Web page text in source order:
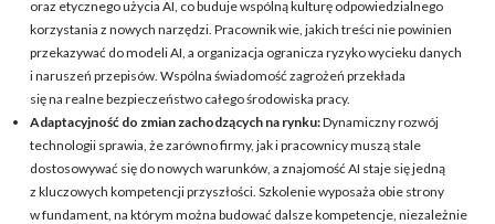
oraz etycznego użycia AI, co buduje wspólną kulturę odpowiedzialnego
korzystania z nowych narzędzi. Pracownik wie, jakich treści nie powinien
przekazywać do modeli AI, a organizacja ogranicza ryzyko wycieku danych
i naruszeń przepisów. Wspólna świadomość zagrożeń przekłada
się na realne bezpieczeństwo całego środowiska pracy.
Adaptacyjność do zmian zachodzących na rynku:Dynamiczny rozwój
technologii sprawia, że zarówno firmy, jak i pracownicy muszą stale
dostosowywać się do nowych warunków, a znajomość AI staje się jedną
z kluczowych kompetencji przyszłości. Szkolenie wyposaża obie strony
w fundament, na którym można budować dalsze kompetencje, niezależnie